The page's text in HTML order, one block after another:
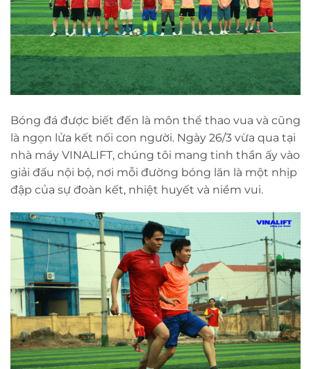
Bóng đá được biết đến là môn thể thao vua và cũng
là ngọn lửa kết nối con người. Ngày 26/3 vừa qua tại
nhà máy VINALIFT, chúng tôi mang tinh thần ấy vào
giải đấu nội bộ, nơi mỗi đường bóng lăn là một nhịp
đập của sự đoàn kết, nhiệt huyết và niềm vui.